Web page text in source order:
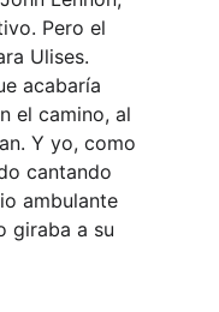
Pero el
Ulises.
acabaría
el camino, al
Y yo, como
cantando
ambulante
giraba a su